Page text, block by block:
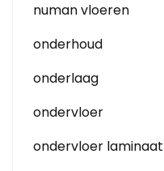
numan vloeren
onderhoud
onderlaag
ondervloer
ondervloer laminaat